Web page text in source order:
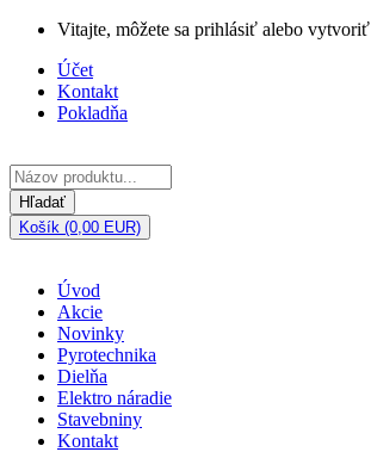
Vitajte, môžete sa prihlásiť alebo vytvoriť
Účet
Kontakt
Pokladňa
Hľadať
Košík (0,00 EUR)
Úvod
Akcie
Novinky
Pyrotechnika
Dielňa
Elektro náradie
Stavebniny
Kontakt